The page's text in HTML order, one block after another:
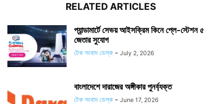
RELATED ARTICLES
প্যান্ডামার্টে সেভয় আইসক্রিম কিনে প্লে-স্টেশন ৫
জেতার সুযোগ
টেক সংবাদ ডেস্ক - July 2, 2026
বাংলাদেশে দারাজের অঙ্গীকার পুনর্ব্যক্ত
টেক সংবাদ ডেস্ক - June 17, 2026